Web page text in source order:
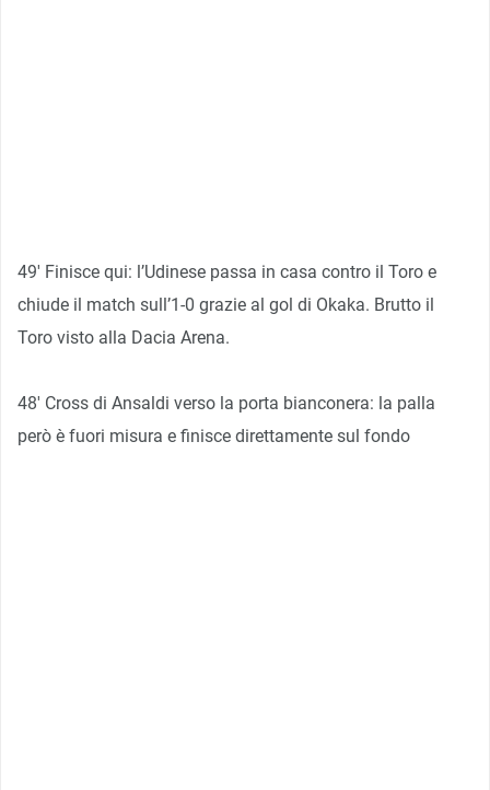
49′ Finisce qui: l’Udinese passa in casa contro il Toro e
chiude il match sull’1-0 grazie al gol di Okaka. Brutto il
Toro visto alla Dacia Arena.
48′ Cross di Ansaldi verso la porta bianconera: la palla
però è fuori misura e finisce direttamente sul fondo